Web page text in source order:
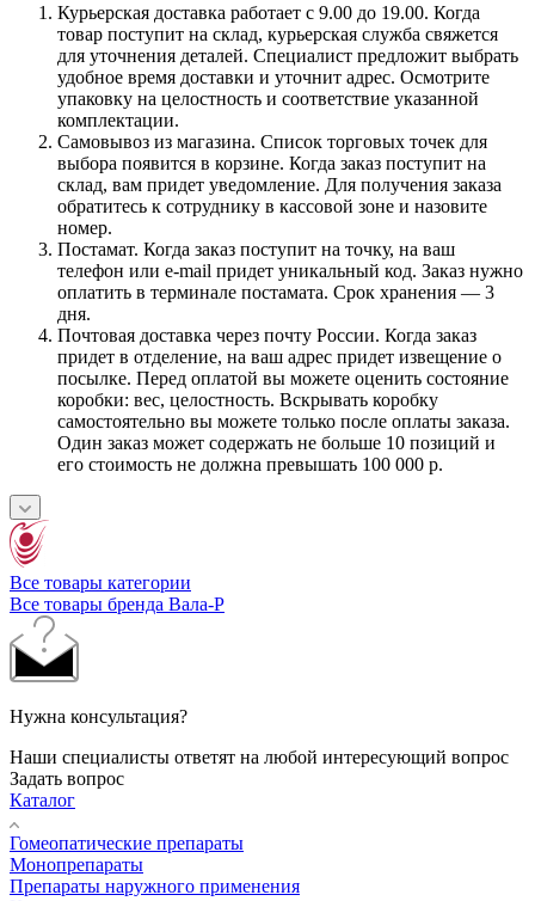
Курьерская доставка работает с 9.00 до 19.00. Когда
товар поступит на склад, курьерская служба свяжется
для уточнения деталей. Специалист предложит выбрать
удобное время доставки и уточнит адрес. Осмотрите
упаковку на целостность и соответствие указанной
комплектации.
Самовывоз из магазина. Список торговых точек для
выбора появится в корзине. Когда заказ поступит на
склад, вам придет уведомление. Для получения заказа
обратитесь к сотруднику в кассовой зоне и назовите
номер.
Постамат. Когда заказ поступит на точку, на ваш
телефон или e-mail придет уникальный код. Заказ нужно
оплатить в терминале постамата. Срок хранения — 3
дня.
Почтовая доставка через почту России. Когда заказ
придет в отделение, на ваш адрес придет извещение о
посылке. Перед оплатой вы можете оценить состояние
коробки: вес, целостность. Вскрывать коробку
самостоятельно вы можете только после оплаты заказа.
Один заказ может содержать не больше 10 позиций и
его стоимость не должна превышать 100 000 р.
Все товары категории
Все товары бренда Вала-Р
Нужна консультация?
Наши специалисты ответят на любой интересующий вопрос
Задать вопрос
Каталог
Гомеопатические препараты
Монопрепараты
Препараты наружного применения